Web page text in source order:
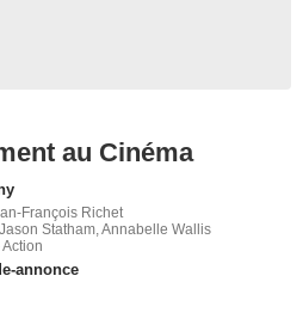
au Cinéma
François Richet
Statham, Annabelle Wallis
Action
annonce